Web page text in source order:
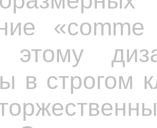
этому
в строгом